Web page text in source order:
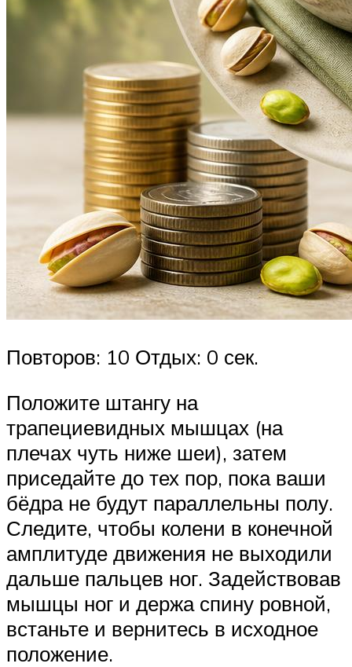
Повторов: 10 Отдых: 0 сек.
Положите штангу на
трапециевидных мышцах (на
плечах чуть ниже шеи), затем
приседайте до тех пор, пока ваши
бёдра не будут параллельны полу.
Следите, чтобы колени в конечной
амплитуде движения не выходили
дальше пальцев ног. Задействовав
мышцы ног и держа спину ровной,
встаньте и вернитесь в исходное
положение.